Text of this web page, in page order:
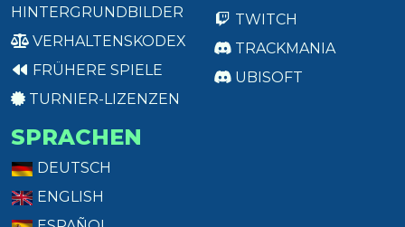
HINTERGRUNDBILDER
VERHALTENSKODEX
FRÜHERE SPIELE
TURNIER-LIZENZEN
TWITCH
TRACKMANIA
UBISOFT
SPRACHEN
DEUTSCH
ENGLISH